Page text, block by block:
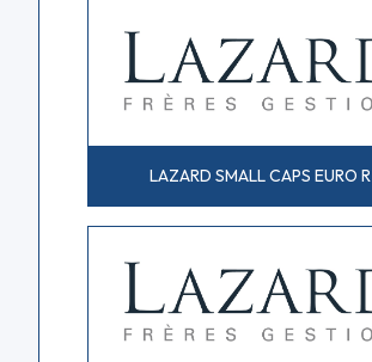
LAZARD SMALL CAPS EURO R